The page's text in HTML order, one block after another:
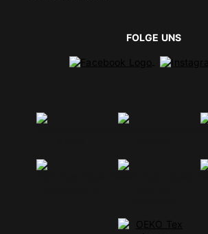
FOLGE UNS